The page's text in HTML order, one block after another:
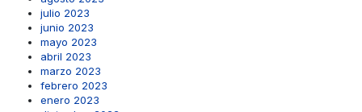
julio 2023
junio 2023
mayo 2023
abril 2023
marzo 2023
febrero 2023
enero 2023